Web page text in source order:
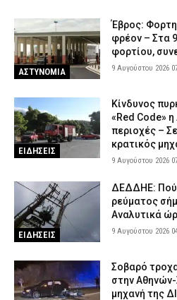
Σοβαρό τροχαίο στη Χαλκιδική: Στο
δικυκλιστής μετά από σύγκρουση
ΕΙΔΗΣΕΙΣ 8 Αυγούστου 2026 16:14
Φωτιά σε χαμηλή βλάστηση στη
ΕΙΔΗΣΕΙΣ 8 Αυγούστου 2026 16:01
Λευκάδα: Συνελήφθη 58χρονος
συντρόφου του για
8 Αυγούστου 2026 15:48
Κέρκυρα: Απαγορεύτηκε ο
λόγω μηχανικής βλάβης
ΕΙΔΗΣΕΙΣ 8 Αυγούστου 2026 15:32
Λυκαβηττός: Σε 57χρονη που
πτώση ο θάνατός της
8 Αυγούστου 2026 15:17
ΑΣΤΥΝΟΜΙΑ
Έβρος:
φρέον – Στα
φορτίου,
9 Αυγούστου 2026
ΕΙΔΗΣΕΙΣ
Κίνδυνος
«Red Code»
περιοχές –
κρατικός
9 Αυγούστου 2026
ΕΙΔΗΣΕΙΣ
ΔΕΔΔΗΕ: Πού
ρεύματος
Αναλυτικά
9 Αυγούστου 2026
Σοβαρό
στην
μηχανή της